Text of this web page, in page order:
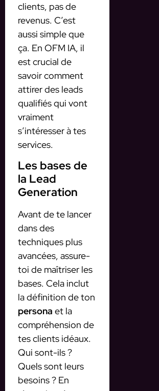
clients, pas de
revenus. C’est
aussi simple que
ça. En OFM IA, il
est crucial de
savoir comment
attirer des leads
qualifiés qui vont
vraiment
s’intéresser à tes
services.
Les bases de
la Lead
Generation
Avant de te lancer
dans des
techniques plus
avancées, assure-
toi de maîtriser les
bases. Cela inclut
la définition de ton
persona et la
compréhension de
tes clients idéaux.
Qui sont-ils ?
Quels sont leurs
besoins ? En